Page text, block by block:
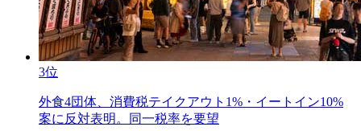
3位
外食4団体、消費税テイクアウト1%・イートイン10%
案に反対表明。同一税率を要望